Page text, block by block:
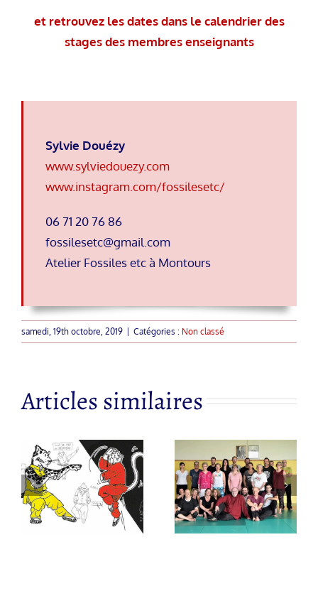
et retrouvez les dates dans le calendrier des
stages des membres enseignants
Sylvie Douézy
www.sylviedouezy.com
www.instagram.com/fossilesetc/
06 71 20 76 86
fossilesetc@gmail.com
Atelier Fossiles etc à Montours
samedi, 19th octobre, 2019 | Catégories : Non classé
Articles similaires
Nouveau site
pour l’asso
« Bien-être,
Respiration
Couteaux
Papillons
Cantonnais
– Hu Die